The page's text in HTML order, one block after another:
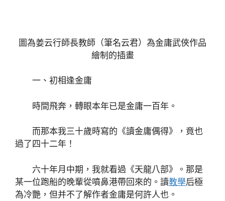
圖為姜云行師長教師（筆名云君）為金庸武俠作品
繪制的插畫
一、初相逢金庸
時間飛奔，轉眼本年已是金庸一百年。
而那本我三十歲時寫的《讀金庸偶得》，竟也
過了四十二年！
六十年月中期，我就看過《天龍八部》。那是
某一位跑船的晚輩從噴鼻港帶回來的。讀教學后極
為冷艷，但并不了解作者金庸是何許人也。